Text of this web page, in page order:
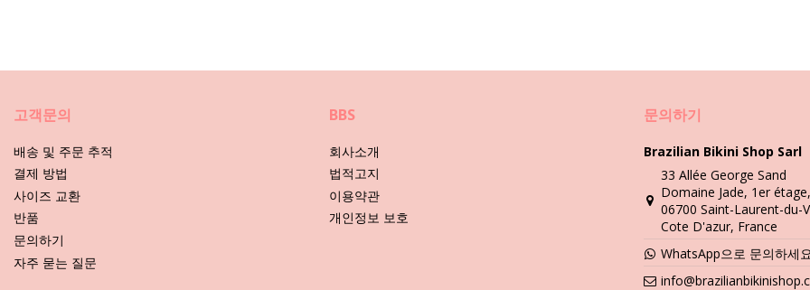
SKU: 1981123175
중량: 115g / 0.25lb / 4.06oz
세탁 및 관리 안내
관리 안내 사항: Lua Morena Compressao Macrame Liso Preto
새로운 비키니를 오래 사용하시고 싶으세요? 비키니를 잘 관리하는 방법을 알려 드리겠습니다. 비키니를 1년만 입고 버릴 것이 아니라면 고
우선: 거친 표면에 닿지 않도록 하세요. 앉거나 눕게 되면 타월을 항상 깔아 놓으세요. 콘크리트, 돌 (예를 들어, 수영장 모서리), 나무 조각 등
다.
고객문의
배송 및 주문 추적
결제 방법
사이즈 교환
반품
문의하기
자주 묻는 질문
BBS
회사소개
법적고지
이용약관
개인정보 보호
문의하기
Brazilian Bikini Shop Sarl
33 Allée George Sand
Domaine Jade, 1er étage,
06700 Saint-Laurent-du-
Cote D'azur, France
WhatsApp으로 문의하세